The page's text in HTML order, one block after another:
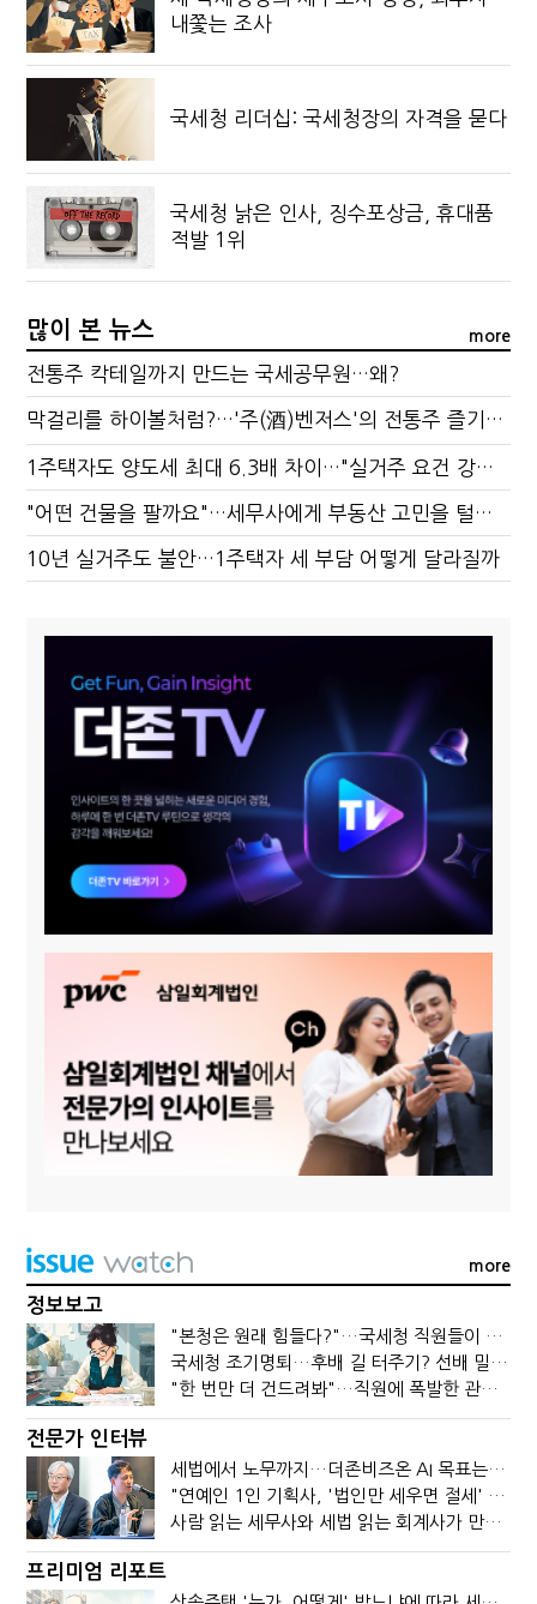
내쫓는 조사
국세청 리더십: 국세청장의 자격을 묻다
국세청 낡은 인사, 징수포상금, 휴대품
적발 1위
많이 본 뉴스 more
전통주 칵테일까지 만드는 국세공무원…왜?
막걸리를 하이볼처럼?…'주(酒)벤저스'의 전통주 즐기는 법
1주택자도 양도세 최대 6.3배 차이…"실거주 요건 강화하자"
"어떤 건물을 팔까요"…세무사에게 부동산 고민을 털어놓는 이유
10년 실거주도 불안…1주택자 세 부담 어떻게 달라질까
more
정보보고
"본청은 원래 힘들다?"…국세청 직원들이 떠나는 이유
국세청 조기명퇴…후배 길 터주기? 선배 밀어내기?
"한 번만 더 건드려봐"…직원에 폭발한 관세청장, 왜?
전문가 인터뷰
세법에서 노무까지…더존비즈온 AI 목표는 '전문가의 시간'
"연예인 1인 기획사, '법인만 세우면 절세' 시대 끝났다"
사람 읽는 세무사와 세법 읽는 회계사가 만나면?
프리미엄 리포트